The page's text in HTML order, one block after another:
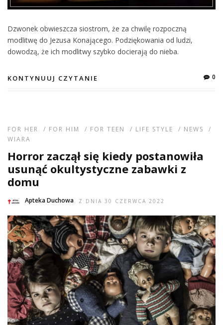
Dzwonek obwieszcza siostrom, że za chwilę rozpoczną
modlitwę do Jezusa Konającego. Podziękowania od ludzi,
dowodzą, że ich modlitwy szybko docierają do nieba.
KONTYNUUJ CZYTANIE 0
FOR HER / FOR HIM / FOR TEEN / LIFE STYLE / NEWS
/
WIARA
Horror zaczął się kiedy postanowiła
usunąć okultystyczne zabawki z
domu
Apteka Duchowa Z DNIA 30 CZERWCA 2022